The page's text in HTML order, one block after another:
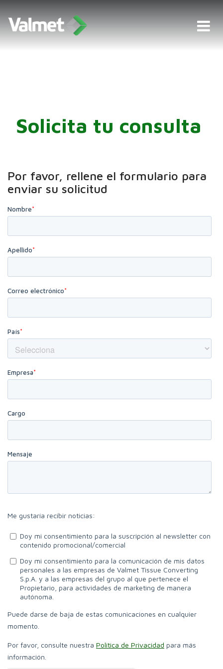
Solicita tu consulta
Por favor, rellene el formulario para
enviar su solicitud